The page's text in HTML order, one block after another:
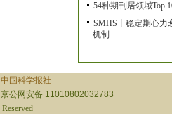
54种期刊居领域Top
SMHS丨稳定期心力
机制
中国科学报社
京公网安备 11010802032783